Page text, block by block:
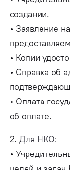
создании.
• Заявление
• Копии
• Справка об
• Оплата
об оплате.
2. Для НКО:
•